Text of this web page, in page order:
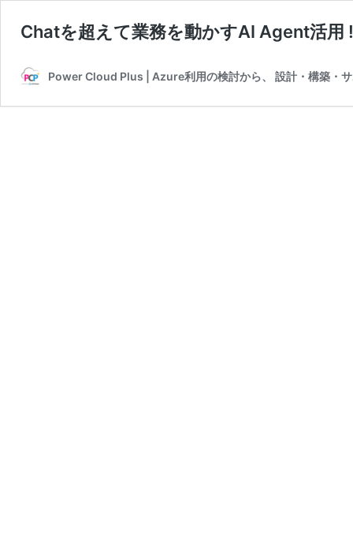
Chatを超えて業務を動かすAI Agent活用
Power Cloud Plus | Azure利用の検討から、 設計・構築・